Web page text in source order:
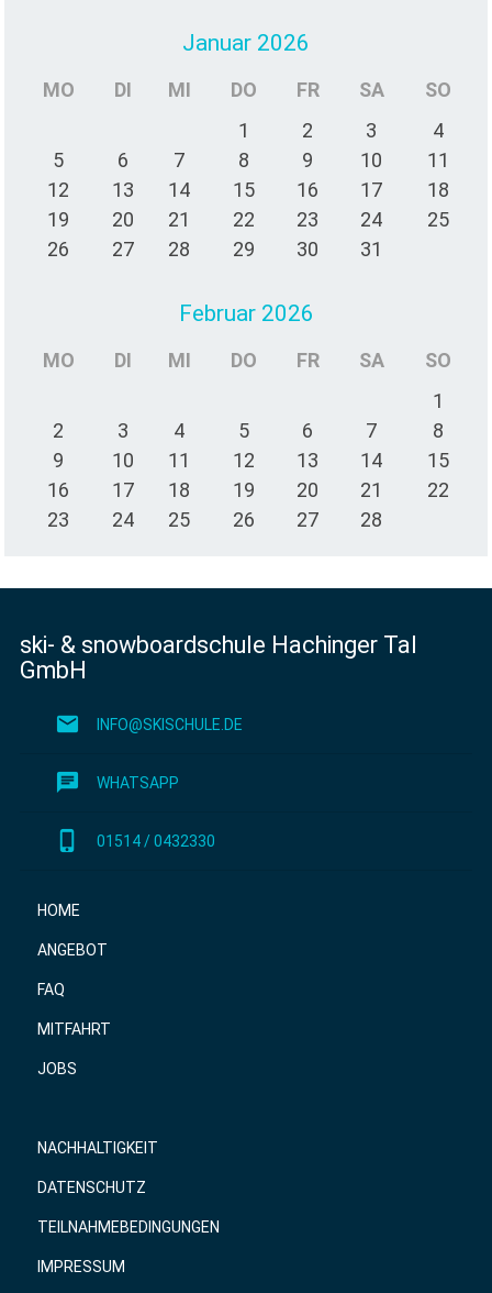
Januar 2026
MO DI MI DO FR SA
SO
1
2 3
4
5
6 7 8 9 10
11
12
13 14 15 16 17
18
19
20 21 22 23 24
25
26
27 28 29 30 31
Februar 2026
MO DI MI DO FR SA
SO
1
2
3 4 5 6 7
8
9
10 11 12 13 14
15
16
17 18 19 20 21
22
23
24 25 26 27 28
ski- & snowboardschule Hachinger Tal
GmbH
mail INFO@SKISCHULE.DE
chat WHATSAPP
phone_iphone 01514 / 0432330
HOME
ANGEBOT
FAQ
MITFAHRT
JOBS
NACHHALTIGKEIT
DATENSCHUTZ
TEILNAHMEBEDINGUNGEN
IMPRESSUM